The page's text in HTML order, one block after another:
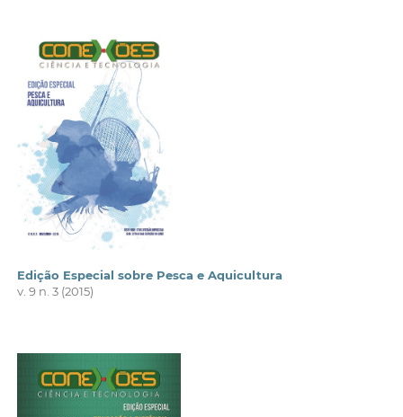
Edição Especial sobre Pesca e Aquicultura
v. 9 n. 3 (2015)